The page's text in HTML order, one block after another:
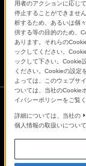
用者のアクションに応じ
停止することができませ
析するため、あるいは個
供する等の目的のため、
あります。それらの
ックしてください。
ックして下さい。Cookie
ください。Cookieの設定
よっては、このウェブサ
ついては、当社のCookie
イバシーポリシーをご覧く
詳細については、当社の
個人情報の取扱いについ
会社情報 採